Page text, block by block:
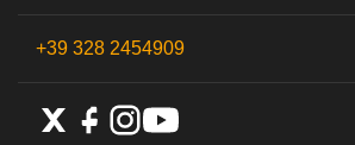
+39 328 2454909